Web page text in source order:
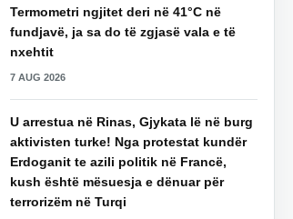
Termometri ngjitet deri në 41°C në
fundjavë, ja sa do të zgjasë vala e të
nxehtit
7 AUG 2026
U arrestua në Rinas, Gjykata lë në burg
aktivisten turke! Nga protestat kundër
Erdoganit te azili politik në Francë,
kush është mësuesja e dënuar për
terrorizëm në Turqi